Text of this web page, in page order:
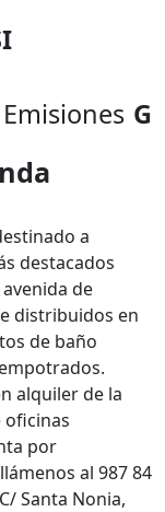
Emisiones G
a
destacados
de
distribuidos en
de baño
alquiler de la
oficinas
por
al 987 84
Santa Nonia,